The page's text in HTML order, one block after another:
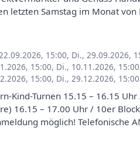
letzten Samstag im Monat
15:00, Di., 29.09.2026,
15:00, Di., 10.11.2026, 15:00
15:00, Di., 29.12.2026, 15:00
Kind-Turnen 15.15 – 16.15
16.15 – 17.00 Uhr / 10er
möglich! Telefonische